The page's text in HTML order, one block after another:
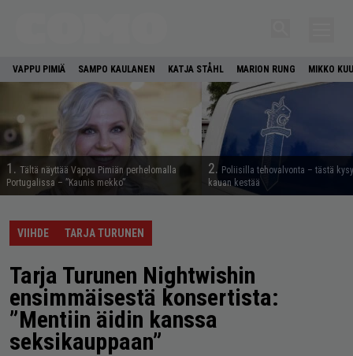
VAPPU PIMIÄ SAMPO KAULANEN KATJA STÅHL MARION RUNG MIKKO
1. Tältä näyttää Vappu Pimiän perhelomalla
Portugalissa – ”Kaunis mekko”
2. Poliisilla tehovalvonta – tästä
kauan kestää
VIIHDE TARJA TURUNEN
Tarja Turunen Nightwishin
ensimmäisestä konsertista:
”Mentiin äidin kanssa
seksikauppaan”